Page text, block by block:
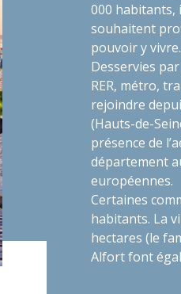
000 habitants,
souhaitent
pouvoir y vivre.
Desservies
RER, métro,
rejoindre
(Hauts-de-
présence de
département
européennes.
Certaines
habitants. La
hectares (le
Alfort font